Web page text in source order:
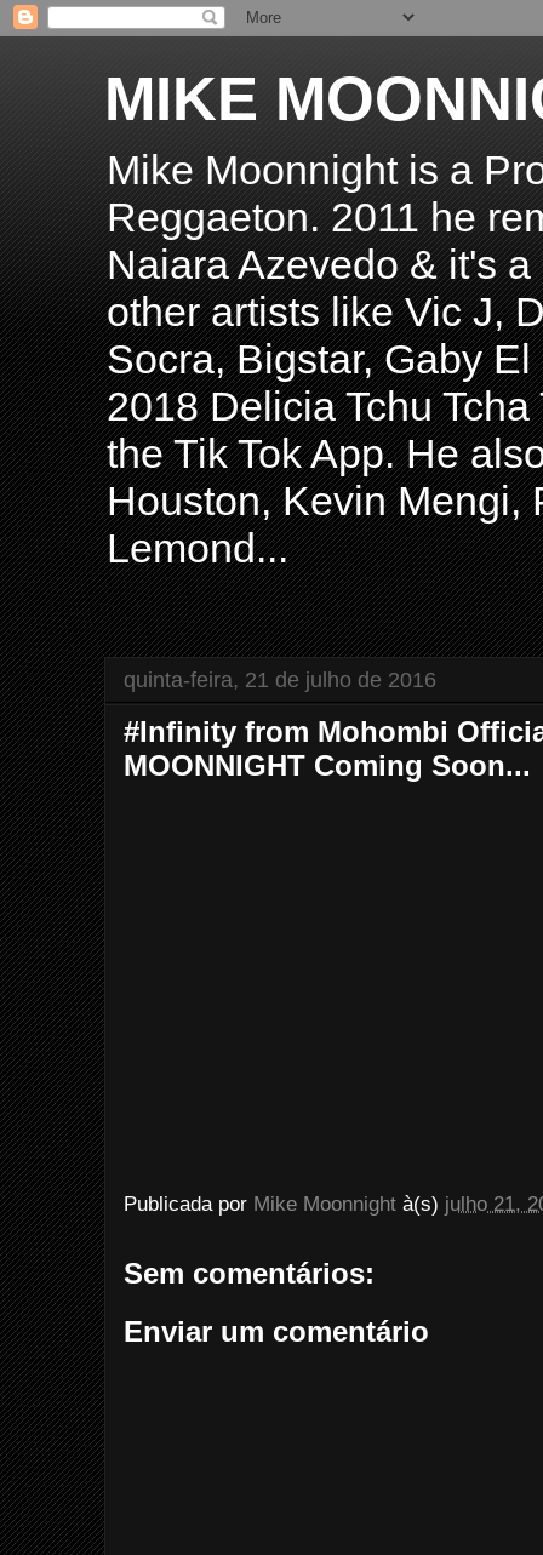
MIKE
Mike Moonnight is a
Reggaeton. 2011 he
Naiara Azevedo & it's
other artists like Vic J,
Socra, Bigstar, Gaby
2018 Delicia Tchu
the Tik Tok App. He
Houston, Kevin Mengi,
Lemond...
quinta-feira, 21 de julho de 2016
#Infinity from Mohombi
MOONNIGHT Coming Soon...
Publicada por Mike Moonnight à(s) julho 21,
Sem comentários:
Enviar um comentário